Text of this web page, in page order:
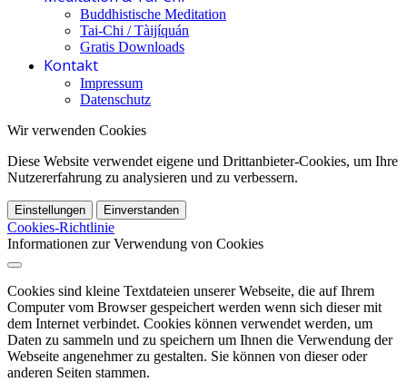
Buddhistische Meditation
Tai-Chi / Tàijíquán
Gratis Downloads
Kontakt
Impressum
Datenschutz
Wir verwenden Cookies
Diese Website verwendet eigene und Drittanbieter-Cookies, um Ihre
Nutzererfahrung zu analysieren und zu verbessern.
Einstellungen Einverstanden
Cookies-Richtlinie
Informationen zur Verwendung von Cookies
Cookies sind kleine Textdateien unserer Webseite, die auf Ihrem
Computer vom Browser gespeichert werden wenn sich dieser mit
dem Internet verbindet. Cookies können verwendet werden, um
Daten zu sammeln und zu speichern um Ihnen die Verwendung der
Webseite angenehmer zu gestalten. Sie können von dieser oder
anderen Seiten stammen.